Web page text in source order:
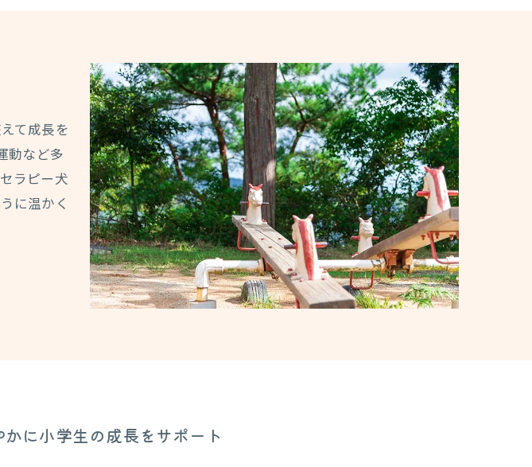
て成長を
動など多
ラピー犬
に温かく
かに小学生の成長をサポート